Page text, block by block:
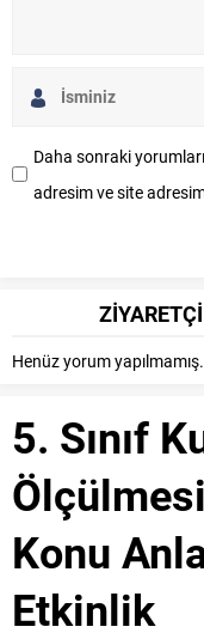
Daha sonraki
adresim ve site
Henüz yorum yapılmamış.
5. Sınıf
Konu
Etkinlik